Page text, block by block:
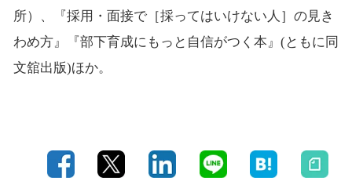
所）、『採用・面接で［採ってはいけない人］の見き
わめ方』『部下育成にもっと自信がつく本』(ともに同
文舘出版)ほか。